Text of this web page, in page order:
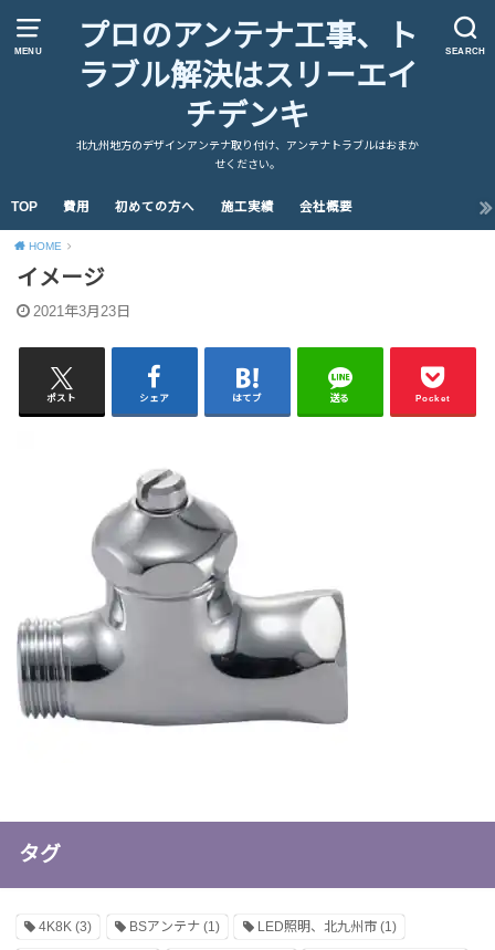
MENU SEARCH
プロのアンテナ工事、ト
ラブル解決はスリーエイ
チデンキ
北九州地方のデザインアンテナ取り付け、アンテナトラブルはおまか
せください。
TOP 費用 初めての方へ 施工実績 会社概要
HOME
イメージ
2021年3月23日
ポスト シェア はてブ 送る Pocket
タグ
4K8K (3) BSアンテナ(1) LED照明、北九州市(1)